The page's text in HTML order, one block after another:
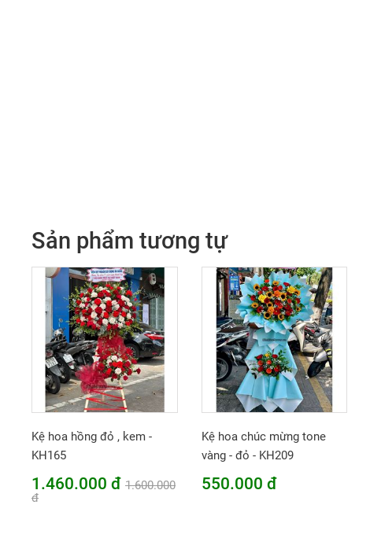
Sản phẩm tương tự
Kệ hoa hồng đỏ , kem -
KH165
1.460.000 đ 1.600.000
đ
Kệ hoa chúc mừng tone
vàng - đỏ - KH209
550.000 đ